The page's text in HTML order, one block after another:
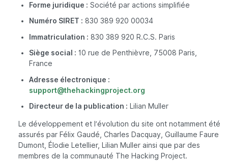
Forme juridique : Société par actions simplifiée
Numéro SIRET : 830 389 920 00034
Immatriculation : 830 389 920 R.C.S. Paris
Siège social : 10 rue de Penthièvre, 75008 Paris,
France
Adresse électronique :
support@thehackingproject.org
Directeur de la publication : Lilian Muller
Le développement et l’évolution du site ont notamment été
assurés par Félix Gaudé, Charles Dacquay, Guillaume Faure
Dumont, Élodie Letellier, Lilian Muller ainsi que par des
membres de la communauté The Hacking Project.